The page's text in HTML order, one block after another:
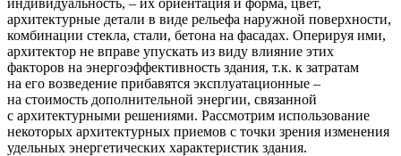
архитектурные детали в виде рельефа наружной поверхности,
комбинации стекла, стали, бетона на фасадах. Оперируя ими,
архитектор не вправе упускать из виду влияние этих
факторов на энергоэффективность здания, т.к. к затратам
на его возведение прибавятся эксплуатационные –
на стоимость дополнительной энергии, связанной
с архитектурными решениями. Рассмотрим использование
некоторых архитектурных приемов с точки зрения изменения
удельных энергетических характеристик здания.